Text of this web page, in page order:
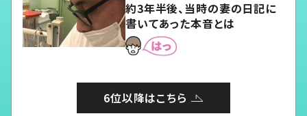
約3年半後、当時の妻の日記に
書いてあった本音とは
6位以降はこちら